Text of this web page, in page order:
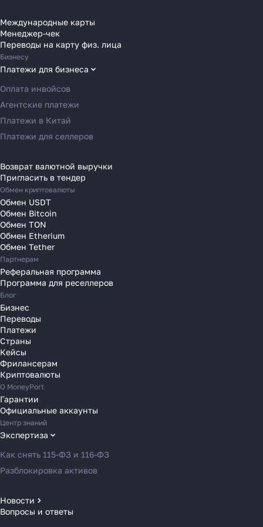
Переводы в Болгарию
Переводы в Венгрию
Переводы в Великобританию
Переводы в Грецию
Переводы в Германию
Переводы в Ирландию
Переводы в Испанию
Переводы в Италию
Переводы в Латвию
Переводы в Литву
Переводы в Молдавию
Переводы в Монако
Переводы в Нидерланды
Переводы в Польшу
Переводы в Португалию
Переводы в Румынию
Переводы в Сербию
Переводы в Словакию
Переводы в Словению
Переводы в Финляндию
Переводы в Францию
Переводы в Хорватию
Переводы в Черногорию
Переводы в Чехию
Переводы в Швейцарию
Переводы в Эстонию
Переводы в Азербайджан
Переводы в Армению
Переводы в Турцию
Переводы в Индию
Международные карты
Менеджер-чек
Переводы на карту физ. лица
Бизнесу
Платежи для бизнеса
Оплата инвойсов
Агентские платежи
Платежи в Китай
Платежи для селлеров
Возврат валютной выручки
Пригласить в тендер
Обмен криптовалюты
Обмен USDT
Обмен Bitcoin
Обмен TON
Обмен Etherium
Обмен Tether
Партнерам
Реферальная программа
Программа для реселлеров
Блог
Бизнес
Переводы
Платежи
Страны
Кейсы
Фрилансерам
Криптовалюты
О MoneyPort
Гарантии
Официальные аккаунты
Центр знаний
Экспертиза
Как снять 115-ФЗ и 116-ФЗ
Разблокировка активов
Новости
Новости MoneyPort
Вопросы и ответы